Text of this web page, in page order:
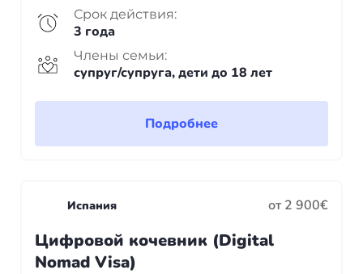
Срок действия:
3 года
Члены семьи:
супруг/супруга, дети до 18 лет
Подробнее
Испания от 2 900€
Цифровой кочевник (Digital
Nomad Visa)